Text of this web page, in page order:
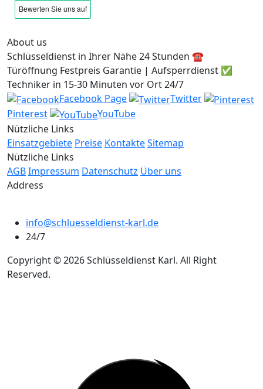
About us
Schlüsseldienst in Ihrer Nähe 24 Stunden ☎️
Türöffnung Festpreis Garantie | Aufsperrdienst ✅
Techniker in 15-30 Minuten vor Ort 24/7
Facebook Page
Twitter
Pinterest
YouTube
Nützliche Links
Einsatzgebiete Preise KontakteSitemap
Nützliche Links
AGBImpressum Datenschutz Über uns
Address
info@schluesseldienst-karl.de
24/7
Copyright © 2026 Schlüsseldienst Karl. All Right
Reserved.